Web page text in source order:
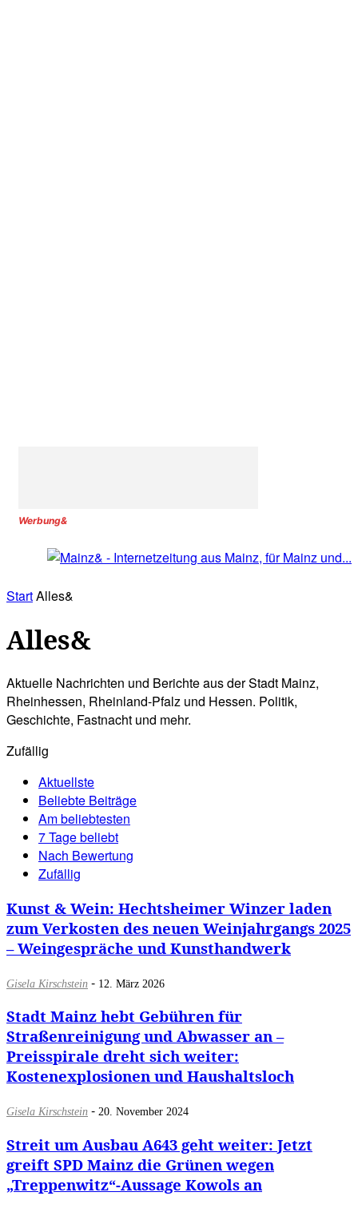
Werbung&
StartAlles&
Alles&
Aktuelle Nachrichten und Berichte aus der Stadt Mainz,
Rheinhessen, Rheinland-Pfalz und Hessen. Politik,
Geschichte, Fastnacht und mehr.
Zufällig
Aktuellste
Beliebte Beiträge
Am beliebtesten
7 Tage beliebt
Nach Bewertung
Zufällig
Kunst & Wein: Hechtsheimer Winzer laden
zum Verkosten des neuen Weinjahrgangs 2025
– Weingespräche und Kunsthandwerk
Gisela Kirschstein - 12. März 2026
Stadt Mainz hebt Gebühren für
Straßenreinigung und Abwasser an –
Preisspirale dreht sich weiter:
Kostenexplosionen und Haushaltsloch
Gisela Kirschstein - 20. November 2024
Streit um Ausbau A643 geht weiter: Jetzt
greift SPD Mainz die Grünen wegen
„Treppenwitz“-Aussage Kowols an